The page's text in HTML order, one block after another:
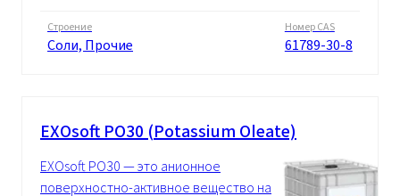
Строение
Cоли, Прочие
Номер CAS
61789-30-8
EXOsoft PO30 (Potassium Oleate)
EXOsoft PO30 — это анионное
поверхностно-активное вещество на